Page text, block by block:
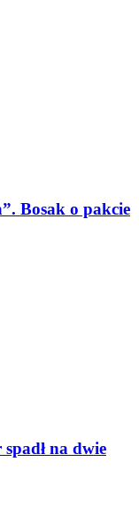
Bosak o pakcie
na dwie